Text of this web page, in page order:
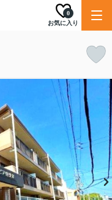
お気に入り
0